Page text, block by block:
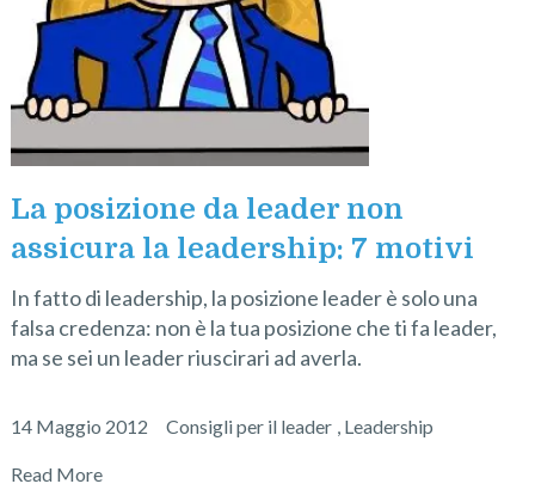
La posizione da leader non
assicura la leadership: 7 motivi
In fatto di leadership, la posizione leader è solo una
falsa credenza: non è la tua posizione che ti fa leader,
ma se sei un leader riuscirari ad averla.
14 Maggio 2012 Consigli per il leader , Leadership
Read More